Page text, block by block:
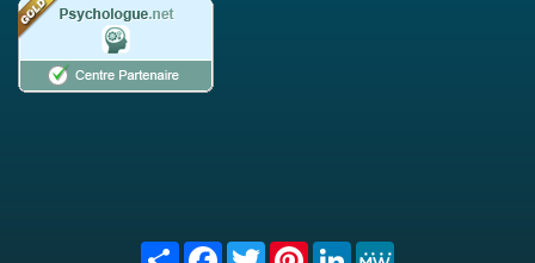
Share FacebookTwitterPinterest
LinkedIn